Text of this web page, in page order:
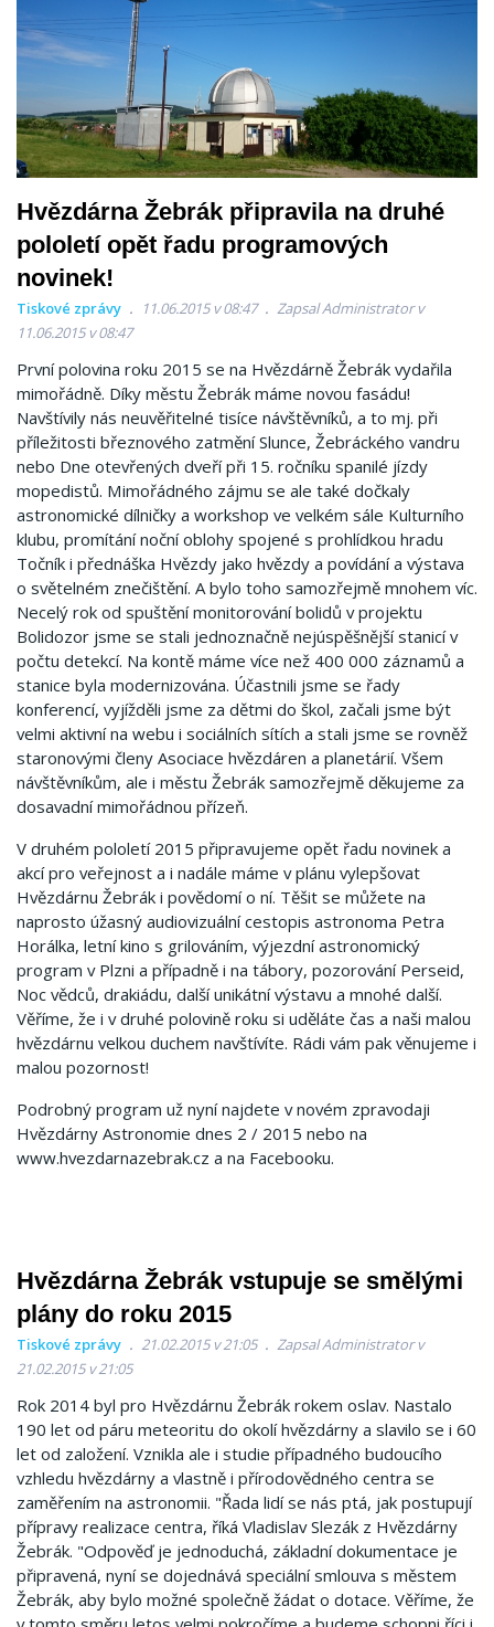
Hvězdárna Žebrák připravila na druhé
pololetí opět řadu programových
novinek!
Tiskové zprávy 11.06.2015 v 08:47
Zapsal Administrator v
11.06.2015 v 08:47
První polovina roku 2015 se na Hvězdárně Žebrák vydařila
mimořádně. Díky městu Žebrák máme novou fasádu!
Navštívily nás neuvěřitelné tisíce návštěvníků, a to mj. při
příležitosti březnového zatmění Slunce, Žebráckého vandru
nebo Dne otevřených dveří při 15. ročníku spanilé jízdy
mopedistů. Mimořádného zájmu se ale také dočkaly
astronomické dílničky a workshop ve velkém sále Kulturního
klubu, promítání noční oblohy spojené s prohlídkou hradu
Točník i přednáška Hvězdy jako hvězdy a povídání a výstava
o světelném znečištění. A bylo toho samozřejmě mnohem víc.
Necelý rok od spuštění monitorování bolidů v projektu
Bolidozor jsme se stali jednoznačně nejúspěšnější stanicí v
počtu detekcí. Na kontě máme více než 400 000 záznamů a
stanice byla modernizována. Účastnili jsme se řady
konferencí, vyjížděli jsme za dětmi do škol, začali jsme být
velmi aktivní na webu i sociálních sítích a stali jsme se rovněž
staronovými členy Asociace hvězdáren a planetárií. Všem
návštěvníkům, ale i městu Žebrák samozřejmě děkujeme za
dosavadní mimořádnou přízeň.
V druhém pololetí 2015 připravujeme opět řadu novinek a
akcí pro veřejnost a i nadále máme v plánu vylepšovat
Hvězdárnu Žebrák i povědomí o ní. Těšit se můžete na
naprosto úžasný audiovizuální cestopis astronoma Petra
Horálka, letní kino s grilováním, výjezdní astronomický
program v Plzni a případně i na tábory, pozorování Perseid,
Noc vědců, drakiádu, další unikátní výstavu a mnohé další.
Věříme, že i v druhé polovině roku si uděláte čas a naši malou
hvězdárnu velkou duchem navštívíte. Rádi vám pak věnujeme i
malou pozornost!
Podrobný program už nyní najdete v novém zpravodaji
Hvězdárny Astronomie dnes 2 / 2015 nebo na
www.hvezdarnazebrak.cz a na Facebooku.
Hvězdárna Žebrák vstupuje se smělými
plány do roku 2015
Tiskové zprávy 21.02.2015 v 21:05
Zapsal Administrator v
21.02.2015 v 21:05
Rok 2014 byl pro Hvězdárnu Žebrák rokem oslav. Nastalo
190 let od páru meteoritu do okolí hvězdárny a slavilo se i 60
let od založení. Vznikla ale i studie případného budoucího
vzhledu hvězdárny a vlastně i přírodovědného centra se
zaměřením na astronomii. "Řada lidí se nás ptá, jak postupují
přípravy realizace centra, říká Vladislav Slezák z Hvězdárny
Žebrák. "Odpověď je jednoduchá, základní dokumentace je
připravená, nyní se dojednává speciální smlouva s městem
Žebrák, aby bylo možné společně žádat o dotace. Věříme, že